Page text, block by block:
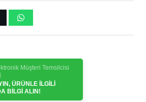
Müşteri Temsilcisi
ÜRÜNLE İLGİLİ
BİLGİ ALIN!